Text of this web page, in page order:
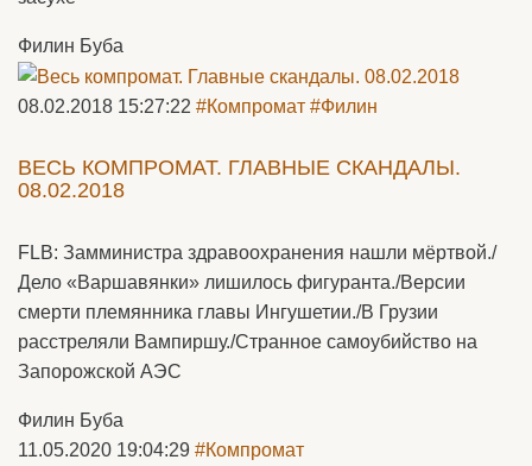
Филин Буба
08.02.2018 15:27:22 #Компромат #Филин
ВЕСЬ КОМПРОМАТ. ГЛАВНЫЕ СКАНДАЛЫ.
08.02.2018
FLB: Замминистра здравоохранения нашли мёртвой./
Дело «Варшавянки» лишилось фигуранта./Версии
смерти племянника главы Ингушетии./В Грузии
расстреляли Вампиршу./Странное самоубийство на
Запорожской АЭС
Филин Буба
11.05.2020 19:04:29 #Компромат